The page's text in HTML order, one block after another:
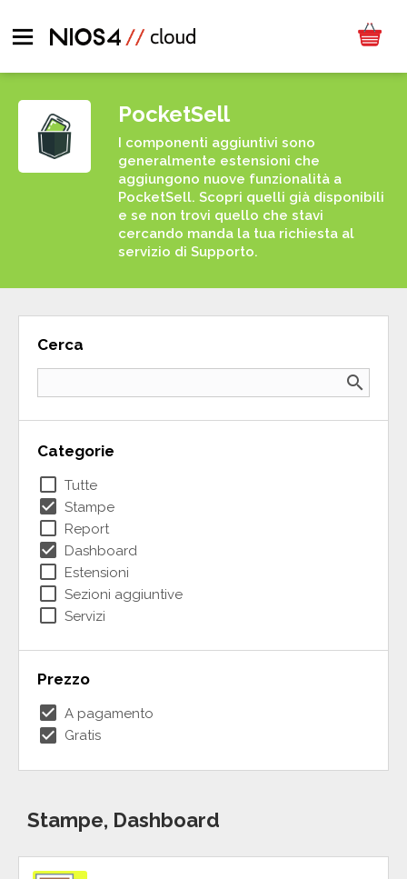
PocketSell
I componenti aggiuntivi sono
generalmente estensioni che
aggiungono nuove funzionalità a
PocketSell. Scopri quelli già disponibili
e se non trovi quello che stavi
cercando manda la tua richiesta al
servizio di Supporto.
Cerca
search
Categorie
check_box_outline_blank Tutte
check_box Stampe
check_box_outline_blank Report
check_box Dashboard
check_box_outline_blank Estensioni
check_box_outline_blank Sezioni aggiuntive
check_box_outline_blank Servizi
Prezzo
check_box A pagamento
check_box Gratis
Stampe, Dashboard